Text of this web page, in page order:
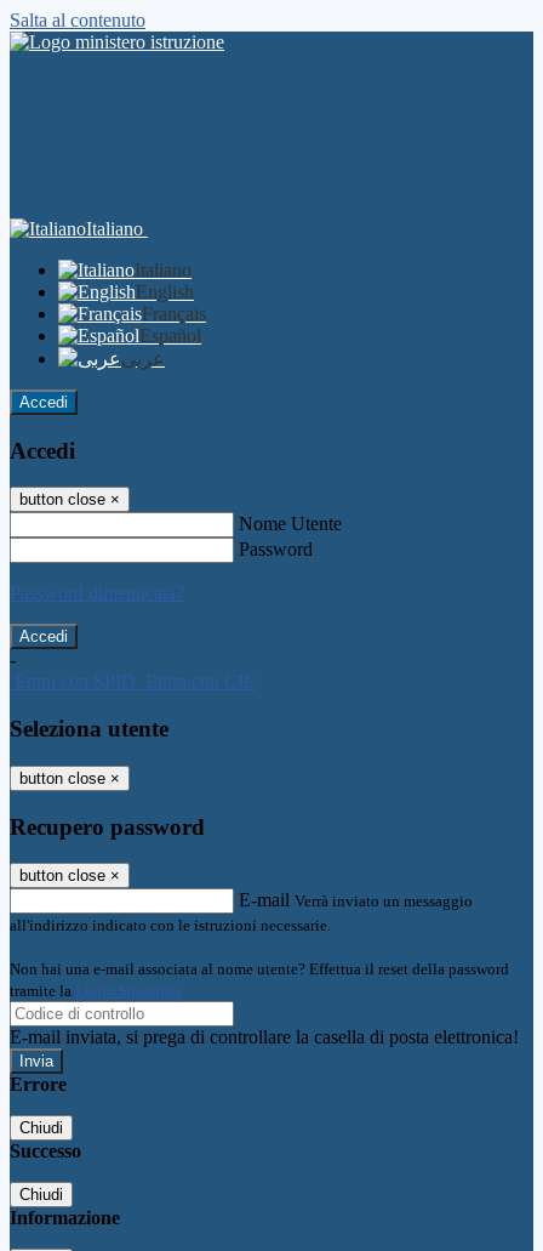
Salta al contenuto
Italiano
Italiano
English
Français
Español
عربى
Accedi
Accedi
button close ×
Nome Utente
Password
Password dimenticata?
-
Entra con SPID Entra con CIE
Seleziona utente
button close ×
Recupero password
button close ×
E-mail Verrà inviato un messaggio
all'indirizzo indicato con le istruzioni necessarie.
Non hai una e-mail associata al nome utente? Effettua il reset della password
tramite la Login Spaggiari
E-mail inviata, si prega di controllare la casella di posta elettronica!
Errore
Chiudi
Successo
Chiudi
Informazione